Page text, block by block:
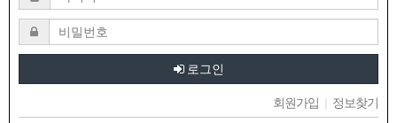
로그인
회원가입 | 정보찾기